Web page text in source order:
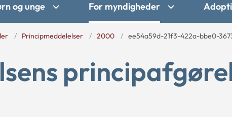
og unge For myndigheder
Principmeddelelser 2000 ee54a59d-21f3-422a-bbe0-